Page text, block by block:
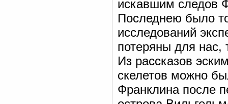
искавшим следов
Последнею было
исследований
потеряны для нас,
Из рассказов
скелетов можно
Франклина после